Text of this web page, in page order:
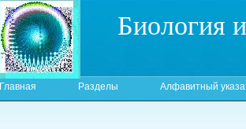
Биология
Главная Разделы Алфавитный